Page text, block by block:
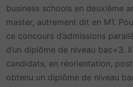
business schools en deuxième
master, autrement dit en M1.
ce concours d’admissions
d’un diplôme de niveau bac+3.
candidats, en réorientation,
obtenu un diplôme de niveau